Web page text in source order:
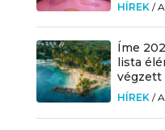
HÍREK /
Íme
lista
végzett
HÍREK /